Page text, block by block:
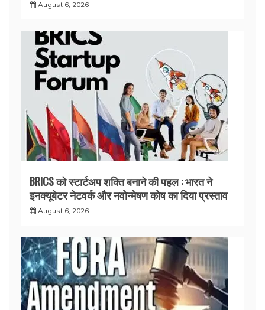
August 6, 2026
BRICS को स्टार्टअप शक्ति बनाने की पहल : भारत ने
इनक्यूबेटर नेटवर्क और नवोन्मेषण कोष का दिया प्रस्ताव
August 6, 2026